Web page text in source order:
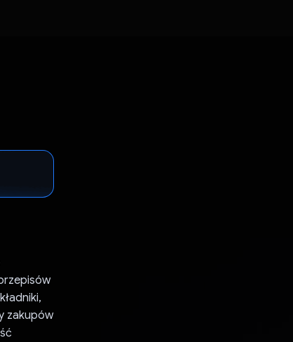
zakupów